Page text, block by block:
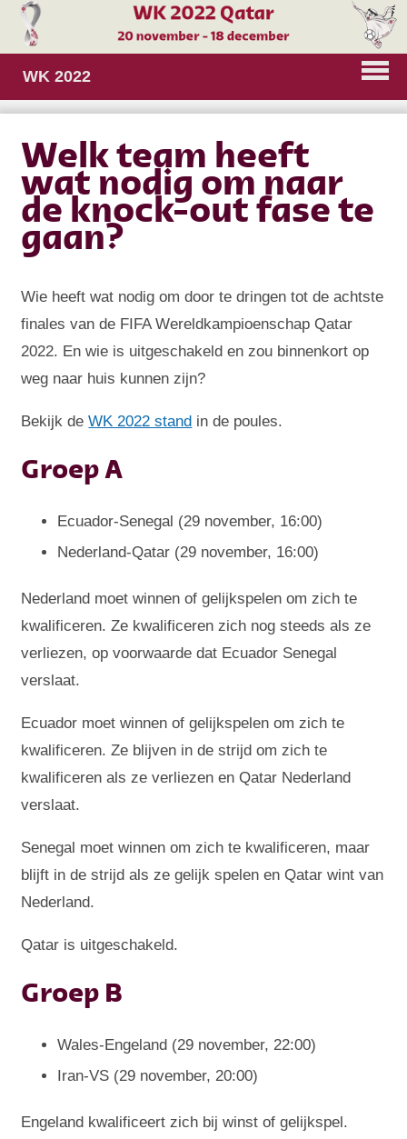
WK 2022
Welk team heeft
wat nodig om naar
de knock-out fase te
gaan?
Wie heeft wat nodig om door te dringen tot de achtste
finales van de FIFA Wereldkampioenschap Qatar
2022. En wie is uitgeschakeld en zou binnenkort op
weg naar huis kunnen zijn?
Bekijk deWK 2022 stand in de poules.
Groep A
Ecuador-Senegal (29 november, 16:00)
Nederland-Qatar (29 november, 16:00)
Nederland moet winnen of gelijkspelen om zich te
kwalificeren. Ze kwalificeren zich nog steeds als ze
verliezen, op voorwaarde dat Ecuador Senegal
verslaat.
Ecuador moet winnen of gelijkspelen om zich te
kwalificeren. Ze blijven in de strijd om zich te
kwalificeren als ze verliezen en Qatar Nederland
verslaat.
Senegal moet winnen om zich te kwalificeren, maar
blijft in de strijd als ze gelijk spelen en Qatar wint van
Nederland.
Qatar is uitgeschakeld.
Groep B
Wales-Engeland (29 november, 22:00)
Iran-VS (29 november, 20:00)
Engeland kwalificeert zich bij winst of gelijkspel.